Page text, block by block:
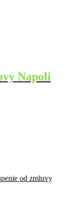
Napoli
od zmluvy